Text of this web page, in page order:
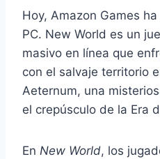
Hoy, Amazon Games
PC. New World es un
masivo en línea que
con el salvaje territorio
Aeternum, una
el crepúsculo de la Era
En New World, los